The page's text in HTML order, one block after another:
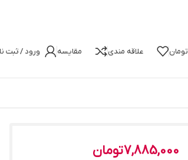
تومان علاقه مندی مقایسه ورود / ثبت
7,885,000تومان